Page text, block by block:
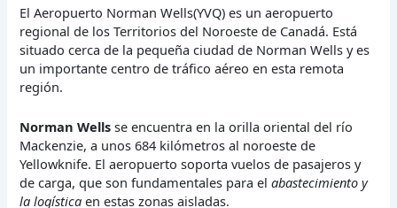
El Aeropuerto Norman Wells(YVQ) es un aeropuerto
regional de los Territorios del Noroeste de Canadá. Está
situado cerca de la pequeña ciudad de Norman Wells y es
un importante centro de tráfico aéreo en esta remota
región.
Norman Wells se encuentra en la orilla oriental del río
Mackenzie, a unos 684 kilómetros al noroeste de
Yellowknife. El aeropuerto soporta vuelos de pasajeros y
de carga, que son fundamentales para elabastecimiento y
la logística en estas zonas aisladas.